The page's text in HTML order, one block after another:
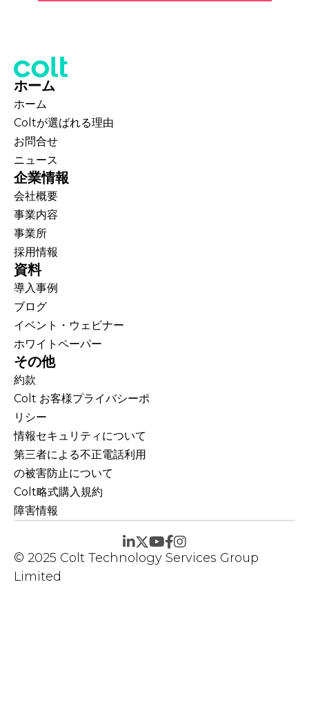
ホーム
ホーム
Coltが選ばれる理由
お問合せ
ニュース
企業情報
会社概要
事業内容
事業所
採用情報
資料
導入事例
ブログ
イベント・ウェビナー
ホワイトペーパー
その他
約款
Colt お客様プライバシーポ
リシー
情報セキュリティについて
第三者による不正電話利用
の被害防止について
Colt略式購入規約
障害情報
© 2025 Colt Technology Services Group
Limited